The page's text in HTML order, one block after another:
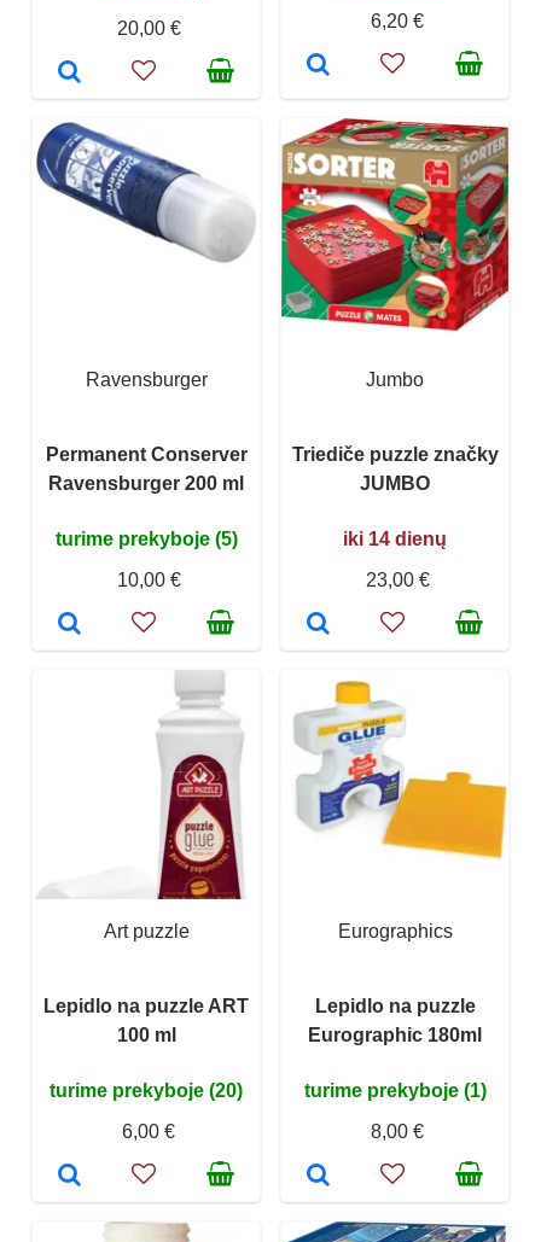
20,00 €
6,20 €
Ravensburger
Permanent Conserver
Ravensburger 200 ml
turime prekyboje (5)
10,00 €
Jumbo
Triediče puzzle značky
JUMBO
iki 14 dienų
23,00 €
Art puzzle
Lepidlo na puzzle ART
100 ml
turime prekyboje (20)
6,00 €
Eurographics
Lepidlo na puzzle
Eurographic 180ml
turime prekyboje (1)
8,00 €